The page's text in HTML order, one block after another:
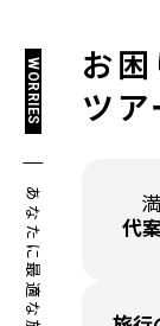
お
ツア
WORRIES
代